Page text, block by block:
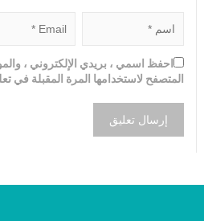
احفظ اسمي ، بريدي الإلكتروني ،
المتصفح لاستخدامها المرة المقبلة في